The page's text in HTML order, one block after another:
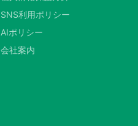
SNS利用ポリシー
AIポリシー
会社案内